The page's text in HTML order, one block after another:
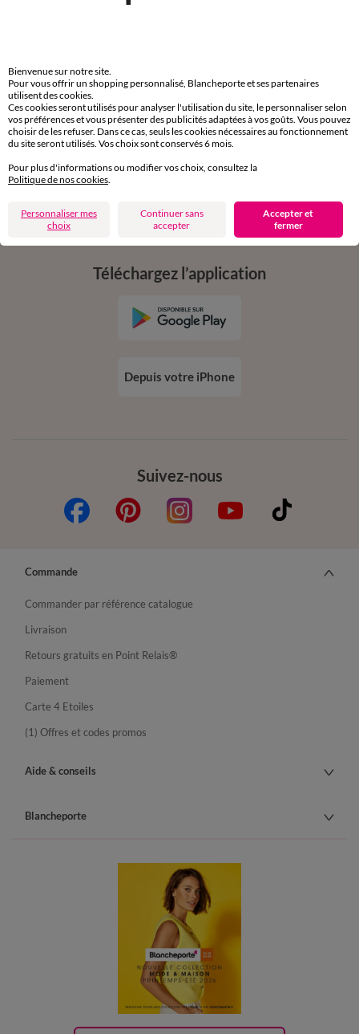
11€ Offerts
en vous inscrivant à la newsletter
dès 20€ d’achat
conditions dans votre email de confirmation
Suivez-nous
Téléchargez l’application
Depuis votre iPhone
Commande
Commander par référence catalogue
Livraison
Retours gratuits en Point Relais®
Paiement
Carte 4 Etoiles
(1) Offres et codes promos
Aide & conseils
Blancheporte
Bienvenue sur notre site.
Pour vous offrir un shopping personnalisé, Blancheporte et ses partenaires
utilisent des cookies.
Ces cookies seront utilisés pour analyser l'utilisation du site, le personnaliser selon
vos préférences et vous présenter des publicités adaptées à vos goûts. Vous pouvez
choisir de les refuser. Dans ce cas, seuls les cookies nécessaires au fonctionnement
du site seront utilisés. Vos choix sont conservés 6 mois.
Pour plus d'informations ou modifier vos choix, consultez la
Politique de nos cookies
Personnaliser mes
choix
Continuer sans
accepter
Accepter et
fermer